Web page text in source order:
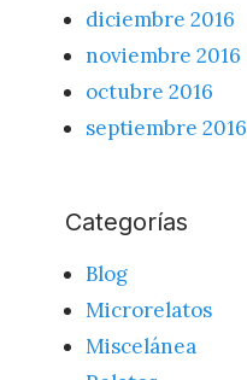
diciembre 2016
noviembre 2016
octubre 2016
septiembre 2016
Categorías
Blog
Microrelatos
Miscelánea